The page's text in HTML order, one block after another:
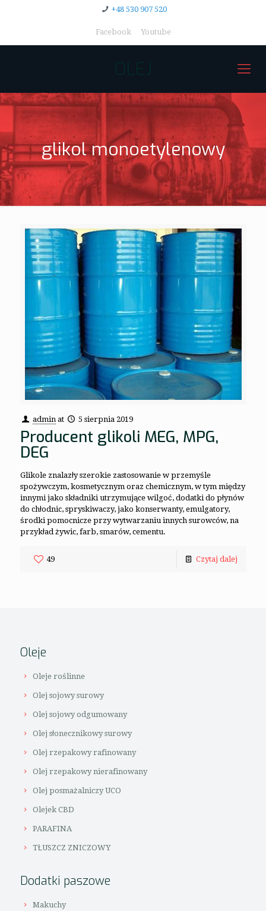
+48 530 907 520
Facebook Youtube
OLEJ
glikol monoetylenowy
admin at 5 sierpnia 2019
Producent glikoli MEG, MPG,
DEG
Glikole znalazły szerokie zastosowanie w przemyśle
spożywczym, kosmetycznym oraz chemicznym, w tym między
innymi jako składniki utrzymujące wilgoć, dodatki do płynów
do chłodnic, spryskiwaczy, jako konserwanty, emulgatory,
środki pomocnicze przy wytwarzaniu innych surowców, na
przykład żywic, farb, smarów, cementu.
49 Czytaj dalej
Oleje
Oleje roślinne
Olej sojowy surowy
Olej sojowy odgumowany
Olej słonecznikowy surowy
Olej rzepakowy rafinowany
Olej rzepakowy nierafinowany
Olej posmażalniczy UCO
Olejek CBD
PARAFINA
TŁUSZCZ ZNICZOWY
Dodatki paszowe
Makuchy